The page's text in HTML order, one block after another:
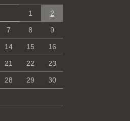
1 2
7 8 9
14 15 16
21 22 23
28 29 30